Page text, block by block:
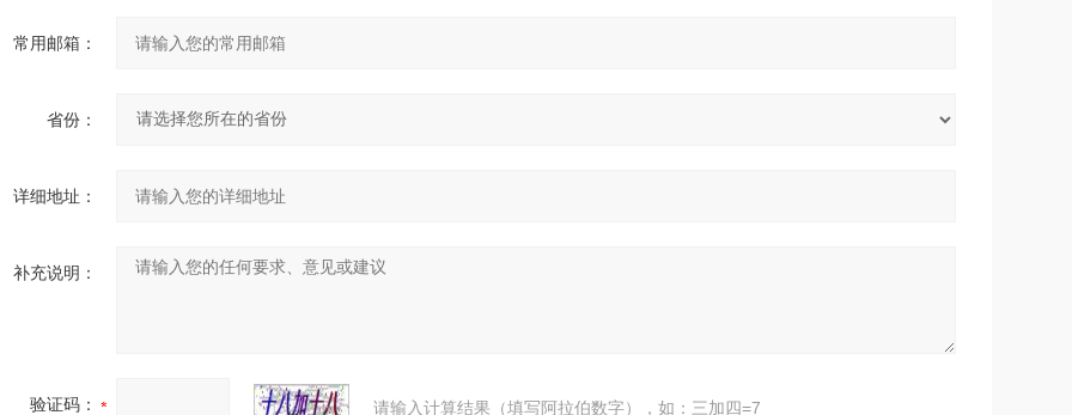
常用邮箱：
省份：
详细地址：
补充说明：
验证码： 请输入计算结果（填写阿拉伯数字），如：三加四=7